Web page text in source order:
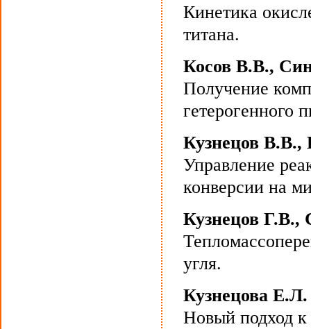
Кинетика
титана.
Косов В.В.,
Получение
гетерогенного
Кузнецов
Управление
конверсии на
Кузнецов Г.В.,
угля.
Кузнецова Е.Л.
Новый подход к